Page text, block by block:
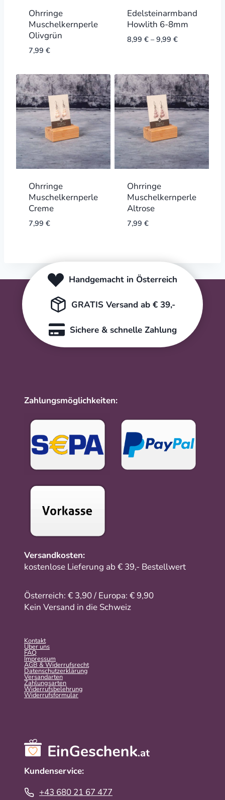
Ohrringe
Muschelkernperle
Olivgrün
7,99 €
Edelsteinarmband
Howlith 6-8mm
8,99 €–9,99 €
Ohrringe
Muschelkernperle
Creme
7,99 €
Ohrringe
Muschelkernperle
Altrose
7,99 €
Handgemacht in Österreich
GRATIS Versand ab € 39,-
Sichere & schnelle Zahlung
Zahlungsmöglichkeiten:
Versandkosten:
kostenlose Lieferung ab € 39,- Bestellwert
Österreich: € 3,90 / Europa: € 9,90
Kein Versand in die Schweiz
Kontakt
Über uns
FAQ
Impressum
AGB & Widerrufsrecht
Datenschutzerklärung
Versandarten
Zahlungsarten
Widerrufsbelehrung
Widerrufs­formular
Kundenservice:
+43 680 21 67 477